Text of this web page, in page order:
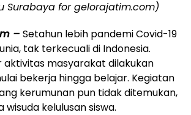
Surabaya for gelorajatim.com)
– Setahun lebih pandemi Covid-19
tak terkecuali di Indonesia.
aktivitas masyarakat dilakukan
bekerja hingga belajar. Kegiatan
kerumunan pun tidak ditemukan,
kelulusan siswa.